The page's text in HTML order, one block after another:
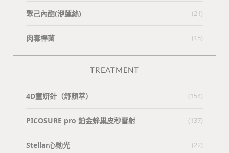
聚己內酯(洢蓮絲) (21)
肉毒桿菌 (15)
TREATMENT
4D童妍針（舒顏萃） (154)
PICOSURE pro 鉑金蜂巢皮秒雷射 (137)
Stellar心動光 (22)